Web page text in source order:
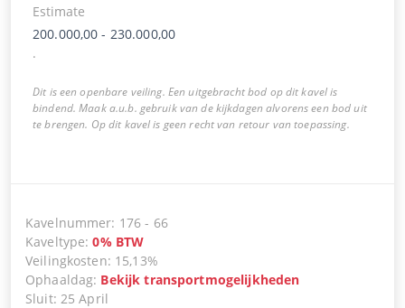
Estimate
200.000,00 - 230.000,00
.
Dit is een openbare veiling. Een uitgebracht bod op dit kavel is
bindend. Maak a.u.b. gebruik van de kijkdagen alvorens een bod uit
te brengen. Op dit kavel is geen recht van retour van toepassing.
Kavelnummer: 176 - 66
Kaveltype:0% BTW
Veilingkosten: 15,13%
Ophaaldag: Bekijk transportmogelijkheden
Sluit: 25 April